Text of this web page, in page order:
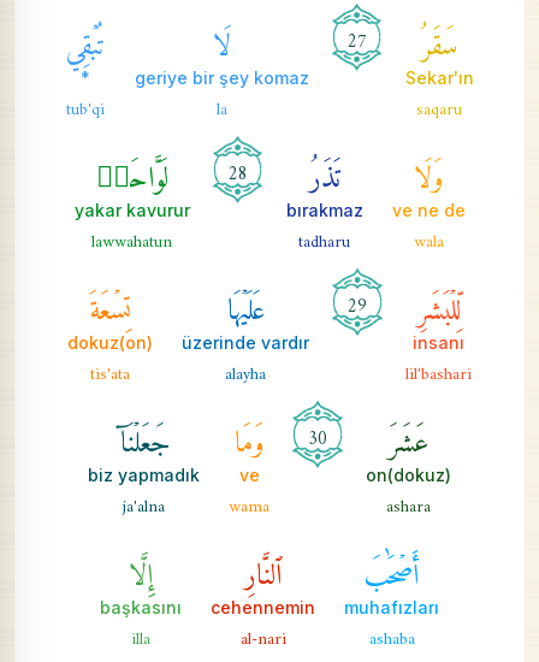
سَقَرُ
Sekar'ın
saqaru
27 لَا
geriye bir şey komaz
la
تُبۡقِي
*
tub'qi
وَلَا
ve ne de
wala
تَذَرُ
bırakmaz
tadharu
28 لَوَّاحَةٞ
yakar kavurur
lawwahatun
لِّلۡبَشَرِ
insanı
lil'bashari
29 عَلَيۡهَا
üzerinde vardır
alayha
تِسۡعَةَ
(on)dokuz
tis'ata
عَشَرَ
on(dokuz)
ashara
30 وَمَا
ve
wama
جَعَلۡنَآ
biz yapmadık
ja'alna
أَصۡحَٰبَ
muhafızları
ashaba
ٱلنَّارِ
cehennemin
al-nari
إِلَّا
başkasını
illa